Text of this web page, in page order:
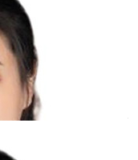
、病理性因素
月经期间，因
缩的过程中，可
；若有性生活，
性的子宫收缩、
。 2、病理性
腔炎等，其中宫